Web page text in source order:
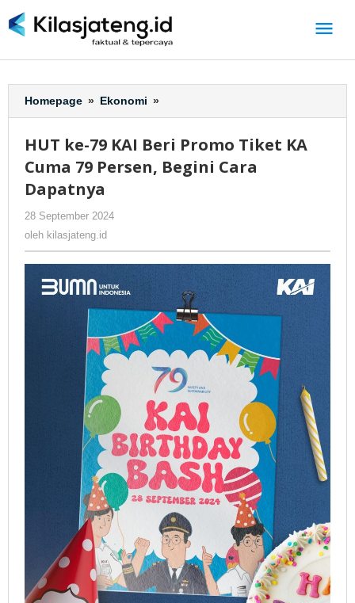
ke
Homepage » Ekonomi »
ke-
KAI
Beri
79
Persen,
Cara
Dapatnya
HUT ke-79 KAI Beri Promo Tiket KA
Cuma 79 Persen, Begini Cara
Dapatnya
28 September 2024
oleh kilasjateng.id